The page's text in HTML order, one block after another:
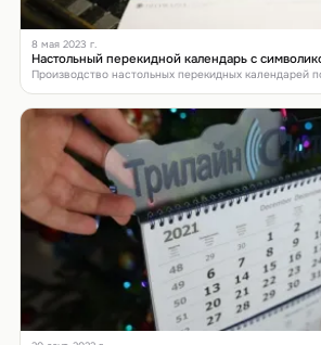
8 мая 2023 г.
Настольный перекидной календарь с
Производство настольных перекидных календарей